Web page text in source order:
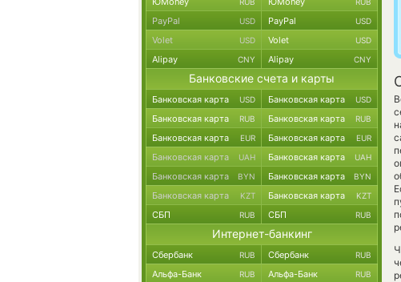
PayPal USD PayPal USD
Volet USD Volet USD
Alipay CNY Alipay CNY
Банковские счета и карты
Банковская карта USD Банковская карта USD
Банковская карта RUB Банковская карта RUB
Банковская карта EUR Банковская карта EUR
Банковская карта UAH Банковская карта UAH
Банковская карта BYN Банковская карта BYN
Банковская карта KZT Банковская карта KZT
СБП RUB СБП RUB
Интернет-банкинг
Сбербанк RUB Сбербанк RUB
Альфа-Банк RUB Альфа-Банк RUB